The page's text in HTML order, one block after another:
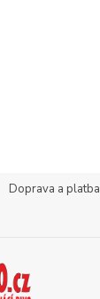
Doprava a platba